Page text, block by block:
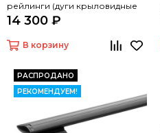
рейлинги (дуги крыловидные
черные 110 см)
14 300 ₽
В корзину
РАСПРОДАНО
РЕКОМЕНДУЕМ!